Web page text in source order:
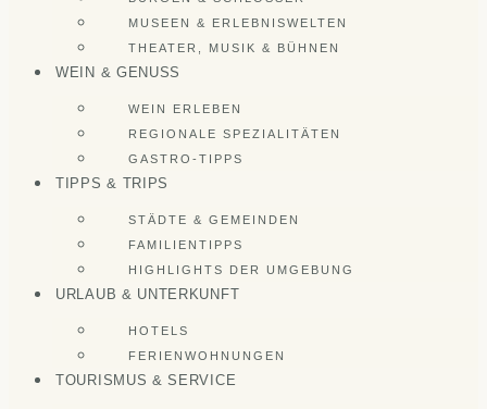
MUSEEN & ERLEBNISWELTEN
THEATER, MUSIK & BÜHNEN
WEIN & GENUSS
WEIN ERLEBEN
REGIONALE SPEZIALITÄTEN
GASTRO-TIPPS
TIPPS & TRIPS
STÄDTE & GEMEINDEN
FAMILIENTIPPS
HIGHLIGHTS DER UMGEBUNG
URLAUB & UNTERKUNFT
HOTELS
FERIENWOHNUNGEN
TOURISMUS & SERVICE